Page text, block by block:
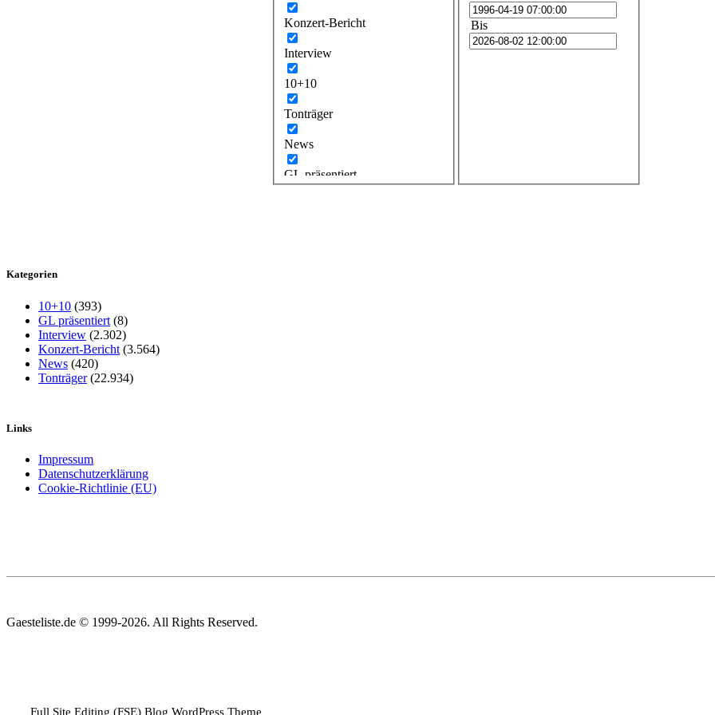
Konzert-Bericht
Interview
10+10
Tonträger
News
GL präsentiert
Bis
Kategorien
10+10 (393)
GL präsentiert (8)
Interview (2.302)
Konzert-Bericht (3.564)
News (420)
Tonträger(22.934)
Links
Impressum
Datenschutzerklärung
Cookie-Richtlinie (EU)
Gaesteliste.de © 1999-2026. All Rights Reserved.
Full Site Editing (FSE) Blog WordPress Theme